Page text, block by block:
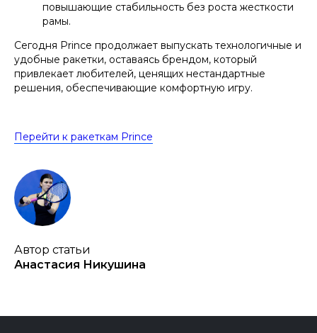
повышающие стабильность без роста жесткости
рамы.
Сегодня Prince продолжает выпускать технологичные и
удобные ракетки, оставаясь брендом, который
привлекает любителей, ценящих нестандартные
решения, обеспечивающие комфортную игру.
Перейти к ракеткам Prince
Автор статьи
Анастасия Никушина